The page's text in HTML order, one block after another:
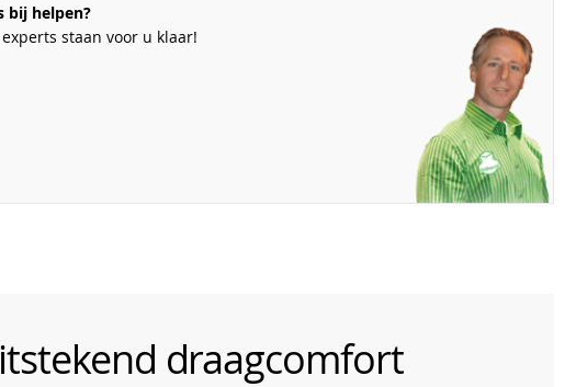
bij helpen?
staan voor u klaar!
draagcomfort